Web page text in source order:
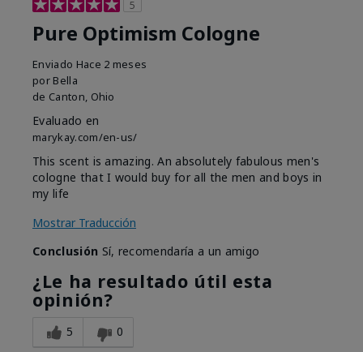
5
Pure Optimism Cologne
Enviado Hace 2 meses
por Bella
de Canton, Ohio
Evaluado en
marykay.com/en-us/
This scent is amazing. An absolutely fabulous men's
cologne that I would buy for all the men and boys in
my life
Mostrar Traducción
Conclusión Sí, recomendaría a un amigo
¿Le ha resultado útil esta
opinión?
5 0